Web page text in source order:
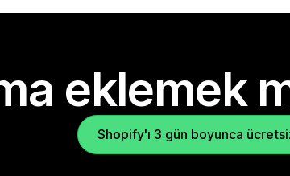
eklemek
Shopify'ı 3 gün boyunca